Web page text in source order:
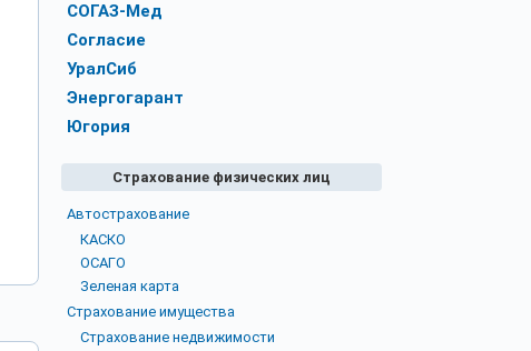
СОГАЗ-Мед
Согласие
УралСиб
Энергогарант
Югория
Страхование физических лиц
Автострахование
КАСКО
ОСАГО
Зеленая карта
Страхование имущества
Страхование недвижимости